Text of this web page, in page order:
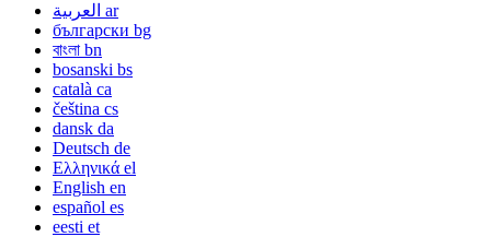
العربية ar
български bg
বাংলা bn
bosanski bs
català ca
čeština cs
dansk da
Deutsch de
Ελληνικά el
English en
español es
eesti et